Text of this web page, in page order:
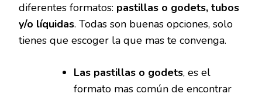
diferentes formatos: pastillas o godets, tubos
y/o líquidas. Todas son buenas opciones, solo
tienes que escoger la que mas te convenga.
Las pastillas o godets, es el
formato mas común de encontrar